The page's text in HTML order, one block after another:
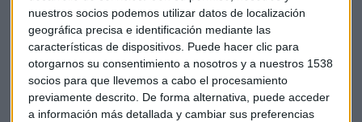
nuestros socios podemos utilizar datos de localización
geográfica precisa e identificación mediante las
características de dispositivos. Puede hacer clic para
otorgarnos su consentimiento a nosotros y a nuestros 1538
socios para que llevemos a cabo el procesamiento
previamente descrito. De forma alternativa, puede acceder
a información más detallada y cambiar sus preferencias
La reducción de impuestos puede ser otro de los puntos a
tener en cuenta. Una de las medidas estrella del mandato de
Trump fue la reducción de tasas a hogares y empresas,
aunque su reforma expira en 2025. También ha prometido
una exención fiscal para las propinas.